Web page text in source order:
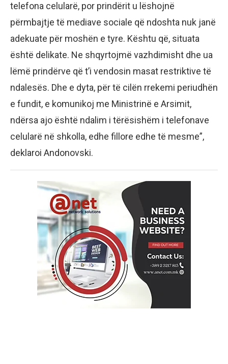
telefona celularë, por prindërit u lëshojnë
përmbajtje të mediave sociale që ndoshta nuk janë
adekuate për moshën e tyre. Kështu që, situata
është delikate. Ne shqyrtojmë vazhdimisht dhe ua
lëmë prindërve që t’i vendosin masat restriktive të
ndalesës. Dhe e dyta, për të cilën rrekemi periudhën
e fundit, e komunikoj me Ministrinë e Arsimit,
ndërsa ajo është ndalim i tërësishëm i telefonave
celularë në shkolla, edhe fillore edhe të mesme”,
deklaroi Andonovski.